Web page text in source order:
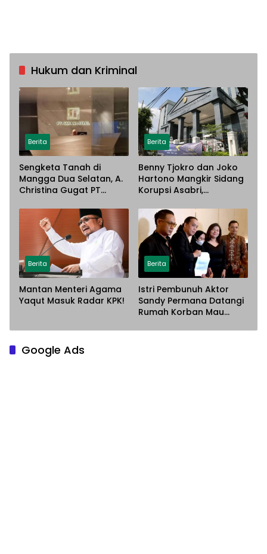
Hukum dan Kriminal
Berita
Sengketa Tanah di
Mangga Dua Selatan, A.
Christina Gugat PT
Dugaan Penyerobotan
Lahan
Berita
Benny Tjokro dan Joko
Hartono Mangkir Sidang
Korupsi Asabri,
Paksa
Berita
Mantan Menteri Agama
Yaqut Masuk Radar KPK!
Berita
Istri Pembunuh Aktor
Sandy Permana Datangi
Rumah Korban Mau
Google Ads